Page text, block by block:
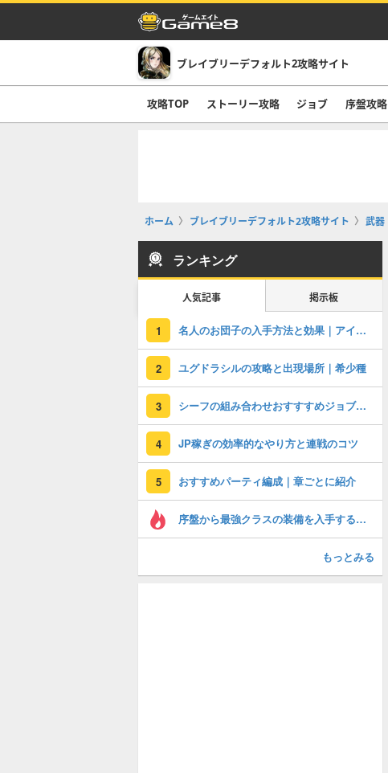
ブレイブリーデフォルト2攻略サイト
攻略TOP ストーリー攻略 ジョブ 序盤攻略
ホーム ブレイブリーデフォルト2攻略サイト 武器
ランキング
人気記事 掲示板
1 名人のお団子の入手方法と効果｜アイテム
2 ユグドラシルの攻略と出現場所｜希少種
3 シーフの組み合わせおすすすめジョブと解放条件
4 JP稼ぎの効率的なやり方と連戦のコツ
5 おすすめパーティ編成｜章ごとに紹介
序盤から最強クラスの装備を入手する方法
もっとみる